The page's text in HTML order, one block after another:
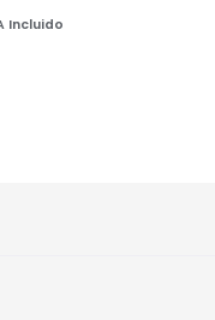
Incluido